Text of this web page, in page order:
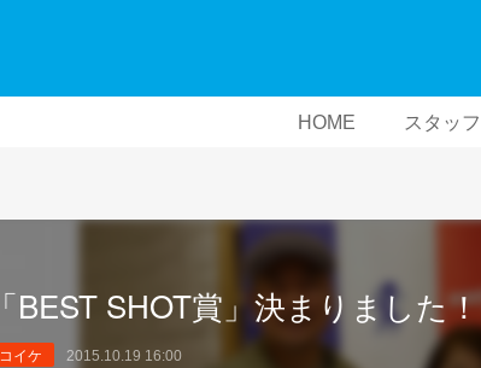
HOME スタッフ
「BEST SHOT賞」決まりました！
コイケ 2015.10.19 16:00